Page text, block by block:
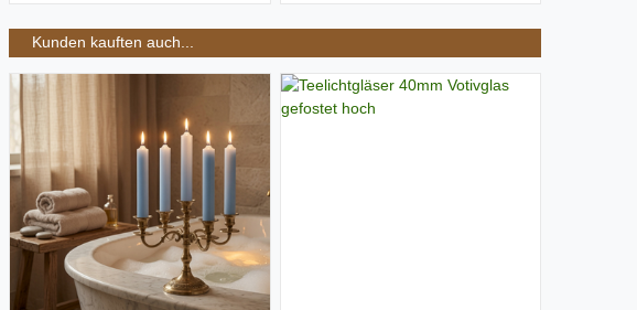
Kunden kauften auch...